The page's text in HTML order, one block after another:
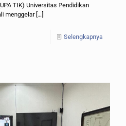
TIK) Universitas Pendidikan
menggelar[…]
Selengkapnya